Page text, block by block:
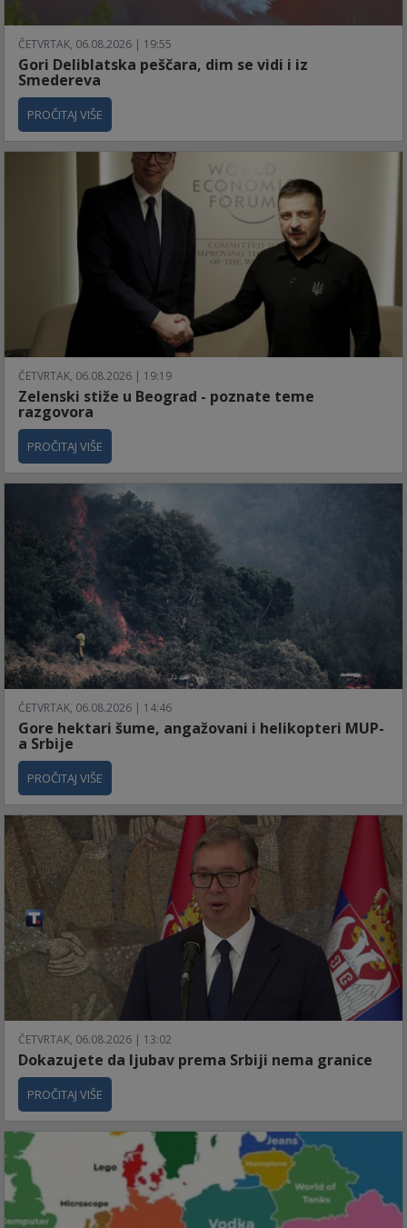
ČETVRTAK, 06.08.2026 | 19:55
Gori Deliblatska peščara, dim se vidi i iz
Smedereva
PROČITAJ VIŠE
ČETVRTAK, 06.08.2026 | 19:19
Zelenski stiže u Beograd - poznate teme
razgovora
PROČITAJ VIŠE
ČETVRTAK, 06.08.2026 | 14:46
Gore hektari šume, angažovani i helikopteri MUP-
a Srbije
PROČITAJ VIŠE
ČETVRTAK, 06.08.2026 | 13:02
Dokazujete da ljubav prema Srbiji nema granice
PROČITAJ VIŠE